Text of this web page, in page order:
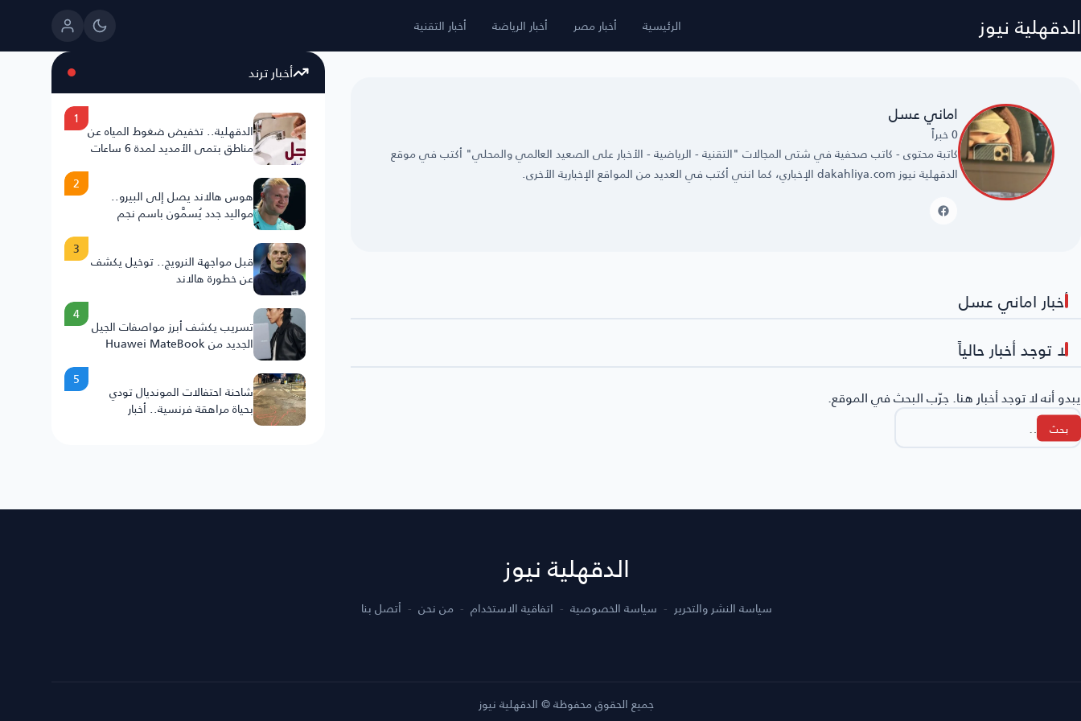
الدقهلية نيوز الرئيسية أخبار مصر أخبار الرياضة أخبار التقنية
اماني عسل
0 خبراً
كاتبة محتوى - كاتب صحفية في شتى المجالات "التقنية - الرياضية - الأخبار على الصعيد العالمي والمحلي" أكتب في موقع
الدقهلية نيوز dakahliya.com الإخباري، كما انني أكتب في العديد من المواقع الإخبارية الأخرى.
أخبار اماني عسل
لا توجد أخبار حالياً
يبدو أنه لا توجد أخبار هنا. جرّب البحث في الموقع.
البحث
عن:
أخبار ترند
الدقهلية.. تخفيض ضغوط المياه عن
مناطق بتمي الأمديد لمدة 6 ساعات
1
هوس هالاند يصل إلى البيرو..
مواليد جدد يُسمَّون باسم نجم
2
قبل مواجهة النرويج.. توخيل يكشف
عن خطورة هالاند
3
تسريب يكشف أبرز مواصفات الجيل
الجديد من Huawei MateBook
4
شاحنة احتفالات المونديال تودي
بحياة مراهقة فرنسية.. أخبار
5
الدقهلية نيوز
سياسة النشر والتحرير سياسة الخصوصية اتفاقية الاستخدام من نحن أتصل بنا
جميع الحقوق محفوظة © الدقهلية نيوز